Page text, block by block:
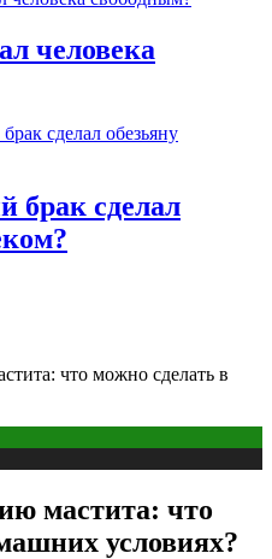
человека
брак сделал
что можно сделать в
мастита: что
условиях?